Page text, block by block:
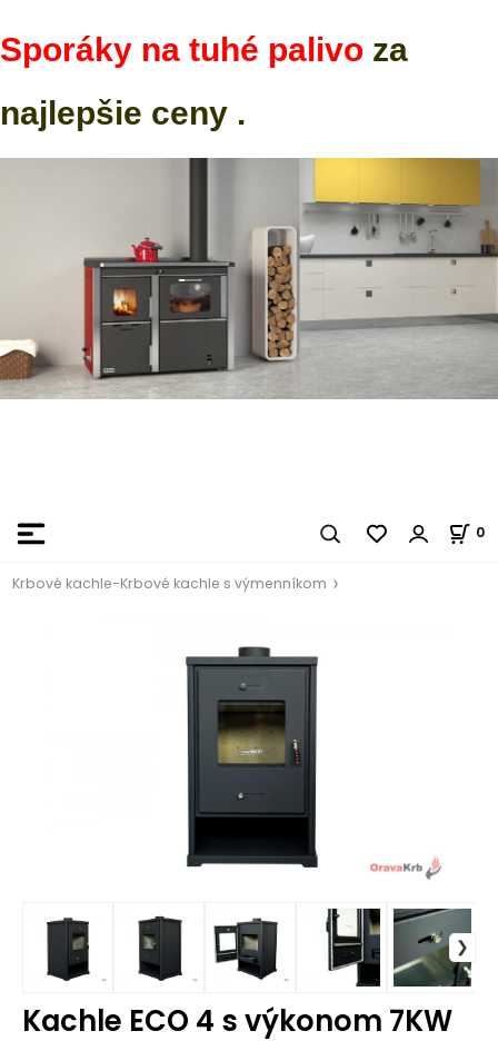
Sporáky na tuhé palivo za
najlepšie ceny .
0
Krbové kachle-Krbové kachle s výmenníkom
Kachle ECO 4 s výkonom 7KW